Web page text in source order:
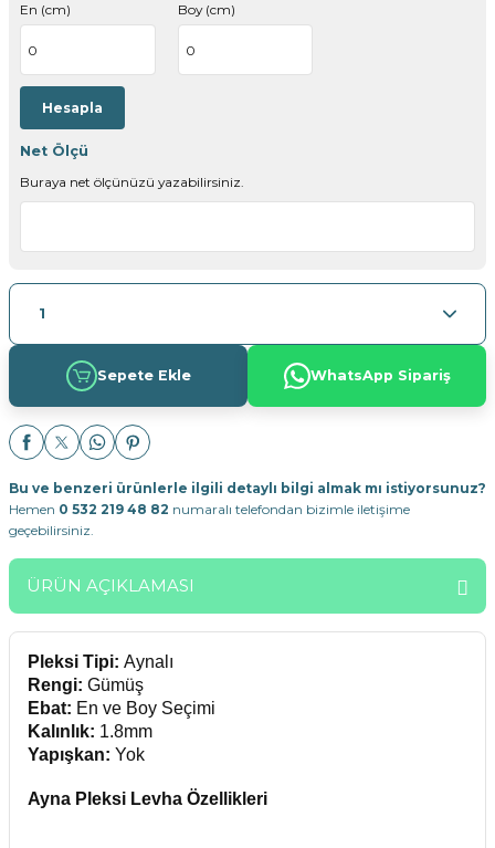
En (cm)
Boy (cm)
Hesapla
Net Ölçü
Buraya net ölçünüzü yazabilirsiniz.
Sepete Ekle WhatsApp Sipariş
Bu ve benzeri ürünlerle ilgili detaylı bilgi almak mı istiyorsunuz?
Hemen 0 532 219 48 82 numaralı telefondan bizimle iletişime
geçebilirsiniz.
ÜRÜN AÇIKLAMASI
Pleksi Tipi: Aynalı
Rengi: Gümüş
Ebat: En ve Boy Seçimi
Kalınlık: 1.8mm
Yapışkan: Yok
Ayna Pleksi Levha Özellikleri